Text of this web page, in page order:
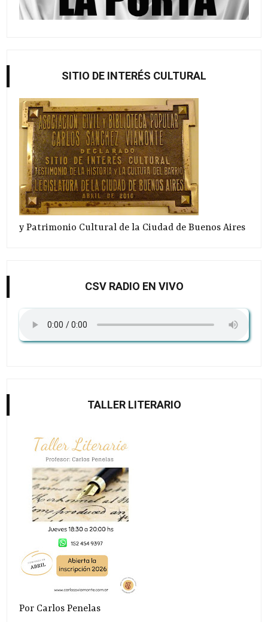
SITIO DE INTERÉS CULTURAL
y Patrimonio Cultural de la Ciudad de Buenos Aires
CSV RADIO EN VIVO
TALLER LITERARIO
Por Carlos Penelas